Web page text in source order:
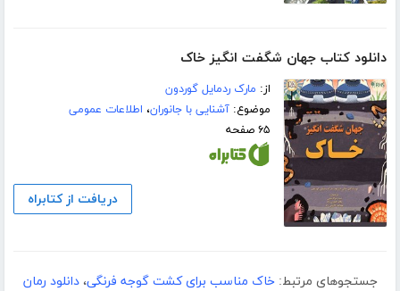
دانلود کتاب جهان شگفت انگیز خاک
از: مارک ردمایل گوردون
موضوع:آشنایی با جانوران، اطلاعات عمومی
۶۵ صفحه
دریافت از کتابراه
جستجوهای مرتبط: خاک مناسب برای کشت گوجه فرنگی، دانلود رمان